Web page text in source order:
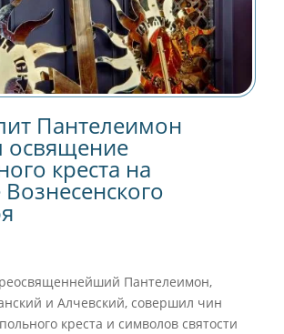
Пантелеимон
освящение
креста на
Пантелеимон,
и Алчевский, совершил чин
креста и символов святости